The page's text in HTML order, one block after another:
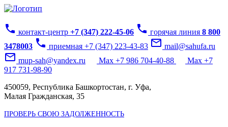
phone контакт-центр +7 (347) 222-45-06 phone горячая линия 8 800
3478003 phone приемная +7 (347) 223-43-83 mail_outline mail@sahufa.ru
mail_outline mup-sah@yandex.ru Max +7 986 704-40-88
Max +7
917 731-98-90
450059, Республика Башкортостан, г. Уфа,
Малая Гражданская, 35
ПРОВЕРЬ СВОЮ ЗАДОЛЖЕННОСТЬ